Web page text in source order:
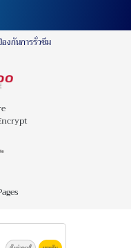
องกันการรั่วซึม